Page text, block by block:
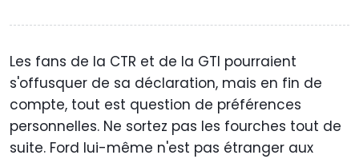
Les fans de la CTR et de la GTI pourraient
s'offusquer de sa déclaration, mais en fin de
compte, tout est question de préférences
personnelles. Ne sortez pas les fourches tout de
suite. Ford lui-même n'est pas étranger aux